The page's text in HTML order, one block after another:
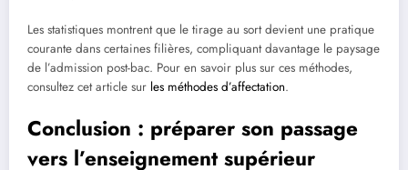
Les statistiques montrent que le tirage au sort devient une pratique
courante dans certaines filières, compliquant davantage le paysage
de l’admission post-bac. Pour en savoir plus sur ces méthodes,
consultez cet article sur les méthodes d’affectation.
Conclusion : préparer son passage
vers l’enseignement supérieur